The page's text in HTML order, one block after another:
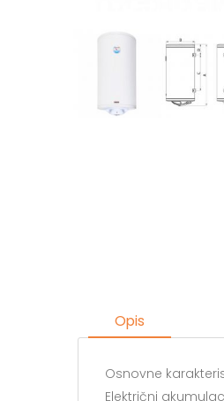
Opis
Osnovne
Električni